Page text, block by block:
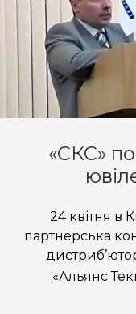
«СКС»
24 квітня в
партнерська
«Альянс